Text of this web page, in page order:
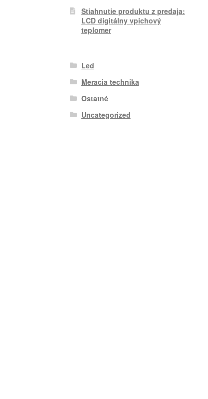
Stiahnutie produktu z predaja:
LCD digitálny vpichový
teplomer
Led
Meracia technika
Ostatné
Uncategorized